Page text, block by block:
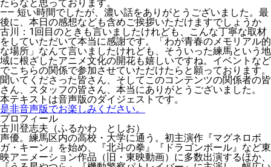
たらなと思っております。
—— 短い時間でしたが、濃い話をありがとうございました。最
後に、本日の感想なども含めご挨拶いただけますでしょうか
古川
：1回目のときも言いましたけれども、こんな丁寧な取材
をしていただいて本当に感謝です。「わが青春のメモリアル的
な場所」なんて言いましたけれども、そういった練馬という地
域に根ざしたアニメ文化の開花も嬉しいですね。イベントなど
でこちらの関係で参加させていただけたらと願っております。
聞いてくださった皆さん、そしてこのコンテンツの関係者の皆
さん、スタッフの皆さん、本当にありがとうございました。
本テキストは音声版のダイジェストです。
是非音声版でお楽しみください。
プロフィール
古川登志夫（ふるかわ としお）
声優。練馬区内の高校・大学に通う。初主演作『マグネロボ
ガ・キーン』を始め、『北斗の拳』『ドラゴンボール』など東
映アニメーション作品（旧・東映動画）に多数出演するほか、